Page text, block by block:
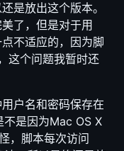
是放出这个版本。
了，但是对于用
不适应的，因为脚
这个问题我暂时还
户名和密码保存在
是因为Mac OS X
，脚本每次访问